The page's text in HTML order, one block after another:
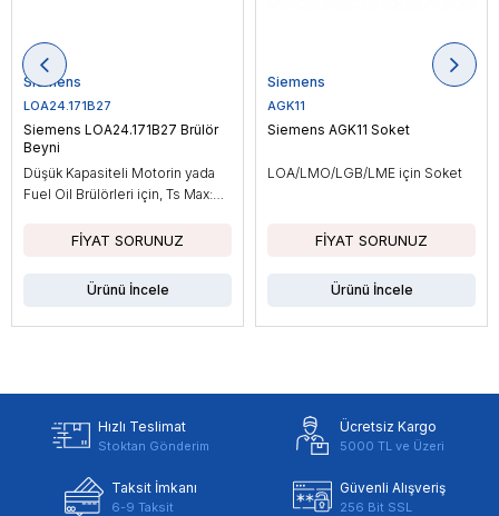
Siemens
LOA24.171B27
Siemens LOA24.171B27 Brülör
Beyni
Düşük Kapasiteli Motorin yada
Fuel Oil Brülörleri için, Ts Max:
Ürünü İncele
Siemens
AGK11
Siemens AGK11 Soket
LOA/LMO/LGB/LME için Soket
Ürünü İncele
Hızlı Teslimat
Stoktan Gönderim
Ücretsiz Kargo
5000 TL ve Üzeri
Taksit İmkanı
6-9 Taksit
Güvenli Alışveriş
256 Bit SSL